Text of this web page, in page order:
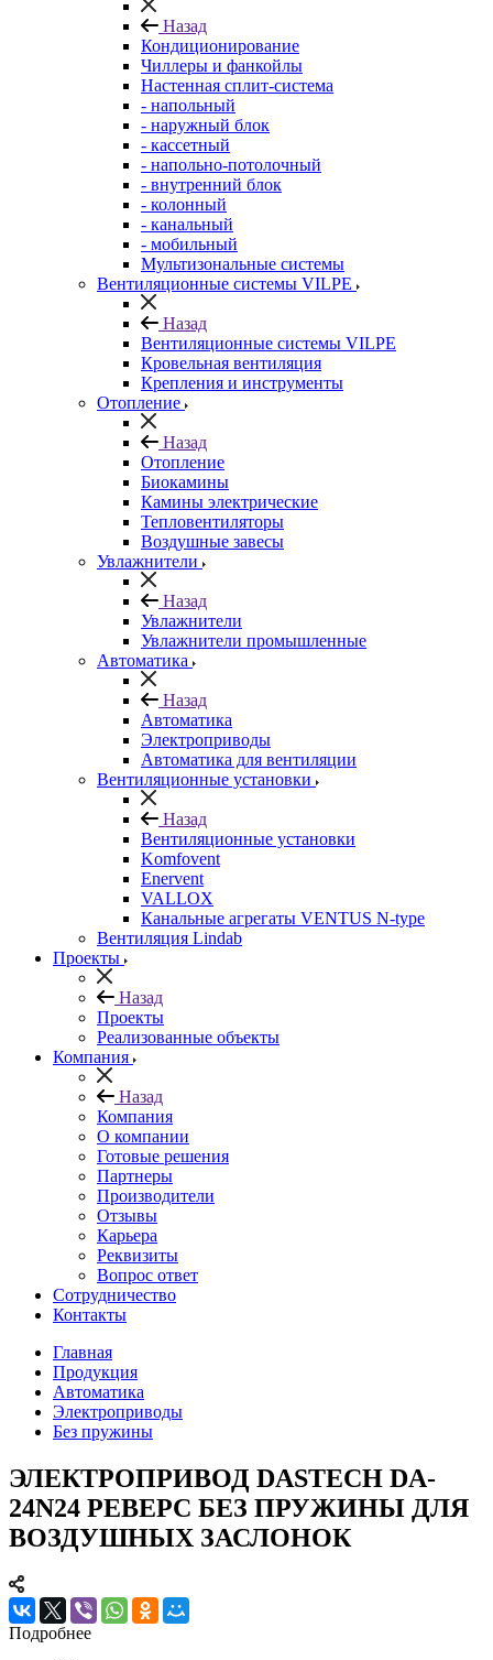
Назад
Кондиционирование
Чиллеры и фанкойлы
Настенная сплит-система
- напольный
- наружный блок
- кассетный
- напольно-потолочный
- внутренний блок
- колонный
- канальный
- мобильный
Мультизональные системы
Вентиляционные системы VILPE
Назад
Вентиляционные системы VILPE
Кровельная вентиляция
Крепления и инструменты
Отопление
Назад
Отопление
Биокамины
Камины электрические
Тепловентиляторы
Воздушные завесы
Увлажнители
Назад
Увлажнители
Увлажнители промышленные
Автоматика
Назад
Автоматика
Электроприводы
Автоматика для вентиляции
Вентиляционные установки
Назад
Вентиляционные установки
Komfovent
Enervent
VALLOX
Канальные агрегаты VENTUS N-type
Вентиляция Lindab
Проекты
Назад
Проекты
Реализованные объекты
Компания
Назад
Компания
О компании
Готовые решения
Партнеры
Производители
Отзывы
Карьера
Реквизиты
Вопрос ответ
Сотрудничество
Контакты
Главная
Продукция
Автоматика
Электроприводы
Без пружины
ЭЛЕКТРОПРИВОД DASTECH DA-
24N24 РЕВЕРС БЕЗ ПРУЖИНЫ ДЛЯ
ВОЗДУШНЫХ ЗАСЛОНОК
Подробнее